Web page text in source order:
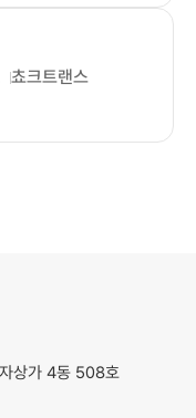
쵸크트랜스
상가 4동 508호